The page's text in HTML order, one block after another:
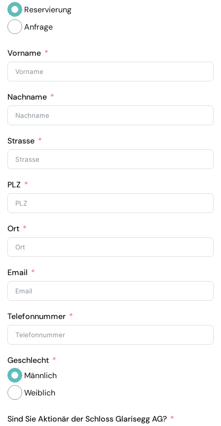
Reservierung
Anfrage
Vorname
Nachname
Strasse
PLZ
Ort
Email
Telefonnummer
Geschlecht
Männlich
Weiblich
Sind Sie Aktionär der Schloss Glarisegg AG?